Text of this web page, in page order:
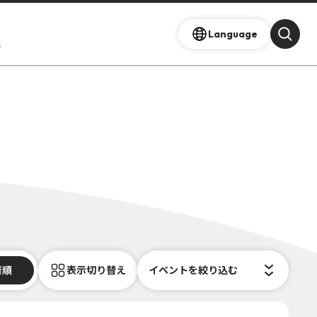
Language
順 表示切り替え イベントを絞り込む